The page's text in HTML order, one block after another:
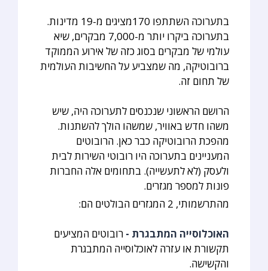
בתערוכה השתתפו 170מציגים מ-19 מדינות.
בתערוכה ביקרו יותר מ-7,000 מבקרים, שיא
עולמי של מבקרים בסוג כזה של אירוע הממוקד
ברובוטיקה, מה שמצביע על החשיבות העולמית
של תחום זה.
הרושם הראשוני שנכנסים לתערוכה היה, שיש
משהו חדש באוויר, שמשהו הולך להשתנות.
מהפכת הרובוטיקה כבר כאן. הרובוטים
המעניינים בתערוכה היו רובוטי השירות לבית
ולעסק (לא לתעשייה). בתחומים אלה החברות
פונות למספר מגזרים.
מהתרשמותי, 2 המגזרים הבולטים הם:
האוכלוסייה המתבגרת - רובוטים המציעים
תקשורת או עזרה לאוכלוסייה המתבגרת
והקשישה.